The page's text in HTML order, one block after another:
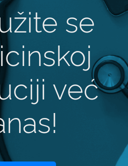
se
već